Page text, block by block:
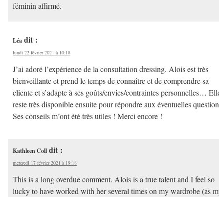
féminin affirmé.
Léa dit :
lundi 22 février 2021 à 10:18
J’ai adoré l’expérience de la consultation dressing. Alois est très
bienveillante et prend le temps de connaître et de comprendre sa
cliente et s’adapte à ses goûts/envies/contraintes personnelles…
reste très disponible ensuite pour répondre aux éventuelles
Ses conseils m’ont été très utiles ! Merci encore !
Kathleen Coll dit :
mercredi 17 février 2021 à 19:18
This is a long overdue comment. Alois is a true talent and I feel so
lucky to have worked with her several times on my wardrobe (as